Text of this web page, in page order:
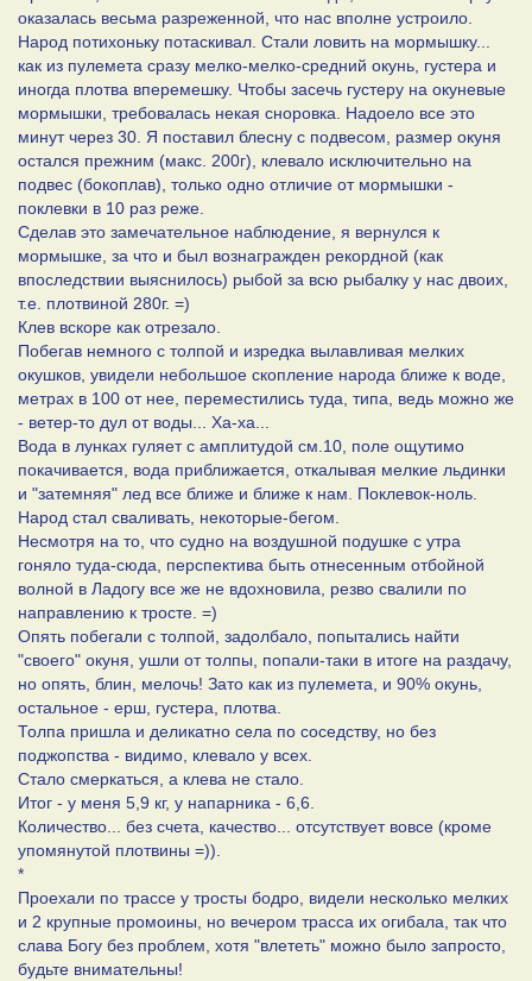
оказалась весьма разреженной, что нас вполне устроило.
Народ потихоньку потаскивал. Стали ловить на мормышку...
как из пулемета сразу мелко-мелко-средний окунь, густера и
иногда плотва вперемешку. Чтобы засечь густеру на окуневые
мормышки, требовалась некая сноровка. Надоело все это
минут через 30. Я поставил блесну с подвесом, размер окуня
остался прежним (макс. 200г), клевало исключительно на
подвес (бокоплав), только одно отличие от мормышки -
поклевки в 10 раз реже.
Сделав это замечательное наблюдение, я вернулся к
мормышке, за что и был вознагражден рекордной (как
впоследствии выяснилось) рыбой за всю рыбалку у нас двоих,
т.е. плотвиной 280г. =)
Клев вскоре как отрезало.
Побегав немного с толпой и изредка вылавливая мелких
окушков, увидели небольшое скопление народа ближе к воде,
метрах в 100 от нее, переместились туда, типа, ведь можно же
- ветер-то дул от воды... Ха-ха...
Вода в лунках гуляет с амплитудой см.10, поле ощутимо
покачивается, вода приближается, откалывая мелкие льдинки
и "затемняя" лед все ближе и ближе к нам. Поклевок-ноль.
Народ стал сваливать, некоторые-бегом.
Несмотря на то, что судно на воздушной подушке с утра
гоняло туда-сюда, перспектива быть отнесенным отбойной
волной в Ладогу все же не вдохновила, резво свалили по
направлению к тросте. =)
Опять побегали с толпой, задолбало, попытались найти
"своего" окуня, ушли от толпы, попали-таки в итоге на раздачу,
но опять, блин, мелочь! Зато как из пулемета, и 90% окунь,
остальное - ерш, густера, плотва.
Толпа пришла и деликатно села по соседству, но без
поджопства - видимо, клевало у всех.
Стало смеркаться, а клева не стало.
Итог - у меня 5,9 кг, у напарника - 6,6.
Количество... без счета, качество... отсутствует вовсе (кроме
упомянутой плотвины =)).
*
Проехали по трассе у тросты бодро, видели несколько мелких
и 2 крупные промоины, но вечером трасса их огибала, так что
слава Богу без проблем, хотя "влететь" можно было запросто,
будьте внимательны!